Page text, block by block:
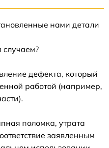
нами детали
случаем?
дефекта, который
работой (например,
поломка, утрата
заявленным